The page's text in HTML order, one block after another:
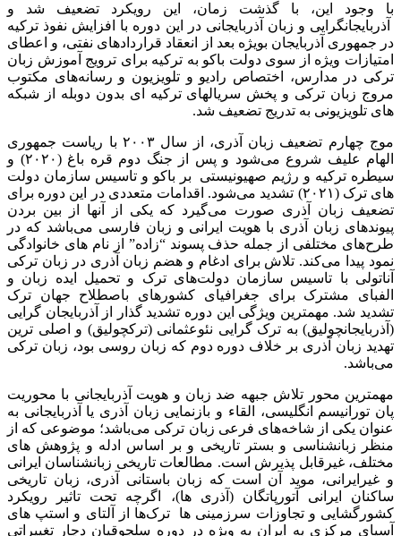
با وجود این، با گذشت زمان، این رویکرد تضعیف شد و
آذربایجانگرایی و زبان آذربایجانی در این دوره با افزایش نفوذ ترکیه
در جمهوری آذربایجان بویژه بعد از انعقاد قراردادهای نفتی، و اعطای
امتیازات ویژه از سوی دولت باکو به ترکیه برای ترویج آموزش زبان
ترکی در مدارس، اختصاص رادیو و تلویزیون و رسانه‌های مکتوب
مروج زبان ترکی و پخش سریالهای ترکیه ای بدون دوبله از شبکه
های تلویزیونی به تدریج تضعیف شد.
موج چهارم تضعیف زبان آذری، از سال ۲۰۰۳ با ریاست جمهوری
الهام علیف شروع می‌شود و پس از جنگ دوم قره باغ (۲۰۲۰) و
سیطره ترکیه و رژیم صهیونیستی بر باکو و تاسیس سازمان دولت
های ترک (۲۰۲۱) تشدید می‌شود. اقدامات متعددی در این دوره برای
تضعیف زبان آذری صورت می‌گیرد که یکی از آنها از بین بردن
پیوندهای زبان آذری با هویت ایرانی و زبان فارسی می‌باشد که در
طرح‌های مختلفی از جمله حذف پسوند “زاده” از نام های خانوادگی
نمود پیدا می‌کند. تلاش برای ادغام و هضم زبان آذری در زبان ترکی
آناتولی با تاسیس سازمان دولت‌های ترک و تحمیل ایده زبان و
الفبای مشترک برای جغرافیای کشورهای باصطلاح جهان ترک
تشدید شد. مهمترین ویژگی این دوره تشدید گذار از آذربایجان گرایی
(آذربایجانچولیق) به ترک گرایی نئوعثمانی (ترکچولیق) و اصلی ترین
تهدید زبان آذری بر خلاف دوره دوم که زبان روسی بود، زبان ترکی
می‌باشد.
مهمترین محور تلاش جبهه ضد زبان و هویت آذربایجانی با محوریت
پان تورانیسم انگلیسی، القاء و بازنمایی زبان آذری یا آذربایجانی به
عنوان یکی از شاخه‌های فرعی زبان ترکی می‌باشد؛ موضوعی که از
منظر زبانشناسی و بستر تاریخی و بر اساس ادله و پژوهش های
مختلف، غیرقابل پذیرش است. مطالعات تاریخی زبانشناسان ایرانی
و غیرایرانی، موید آن است که زبان باستانی آذری، زبان تاریخی
ساکنان ایرانی آتورپاتگان (آذری ها)، اگرچه تحت تاثیر رویکرد
کشورگشایی و تجاوزات سرزمینی ها ترک‌ها از آلتای و استپ های
آسیای مرکزی به ایران به ویژه در دوره سلجوقیان دچار تغییراتی